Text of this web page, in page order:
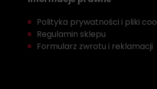
Polityka prywatności i pliki
Regulamin sklepu
Formularz zwrotu i reklamacji